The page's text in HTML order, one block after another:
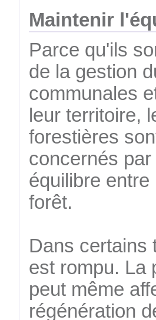
Maintenir
Parce qu'ils
de la gestion
communales
leur territoire,
forestières
concernés
équilibre
forêt.
Dans certains
est rompu. La
peut même
régénération